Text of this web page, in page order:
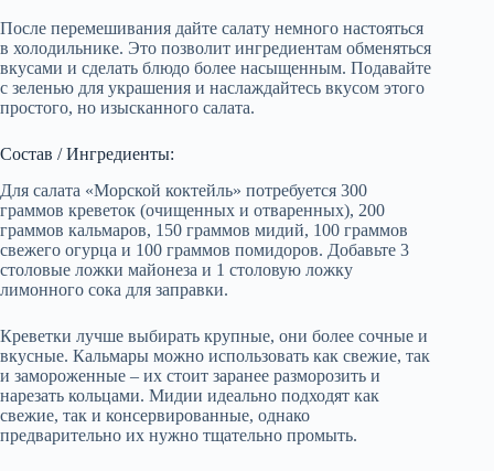
После перемешивания дайте салату немного настояться
в холодильнике. Это позволит ингредиентам обменяться
вкусами и сделать блюдо более насыщенным. Подавайте
с зеленью для украшения и наслаждайтесь вкусом этого
простого, но изысканного салата.
Состав / Ингредиенты:
Для салата «Морской коктейль» потребуется 300
граммов креветок (очищенных и отваренных), 200
граммов кальмаров, 150 граммов мидий, 100 граммов
свежего огурца и 100 граммов помидоров. Добавьте 3
столовые ложки майонеза и 1 столовую ложку
лимонного сока для заправки.
Креветки лучше выбирать крупные, они более сочные и
вкусные. Кальмары можно использовать как свежие, так
и замороженные – их стоит заранее разморозить и
нарезать кольцами. Мидии идеально подходят как
свежие, так и консервированные, однако
предварительно их нужно тщательно промыть.